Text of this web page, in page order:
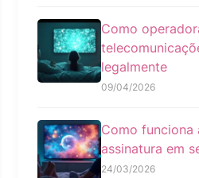
Como
legalmente
09/04/2026
Como funciona
assinatura em
24/03/2026